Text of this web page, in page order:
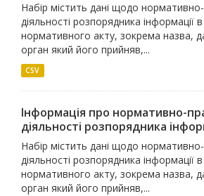
Набір містить дані щодо
діяльності розпорядника інформації
нормативного акту, зокрема назва,
орган який його прийняв,...
CSV
Інформація про нормативно-
діяльності розпорядника
Набір містить дані щодо
діяльності розпорядника інформації
нормативного акту, зокрема назва,
орган який його прийняв,...